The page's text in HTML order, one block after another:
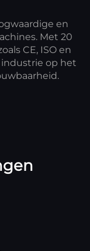
en
Met 20
CE, ISO en
industrie op het